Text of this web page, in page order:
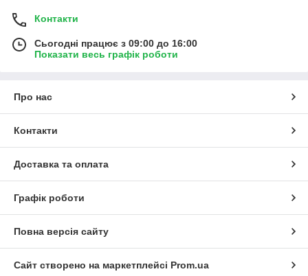
Контакти
Сьогодні працює з 09:00 до 16:00
Показати весь графік роботи
Про нас
Контакти
Доставка та оплата
Графік роботи
Повна версія сайту
Сайт створено на маркетплейсі Prom.ua